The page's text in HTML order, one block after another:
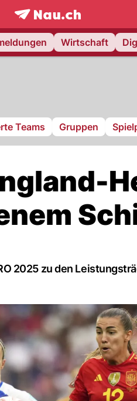
frontpage.NAU.ch
Wirtschaft
Teams Gruppen
2025 zu den